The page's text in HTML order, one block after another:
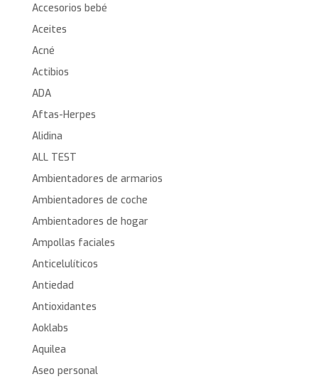
Accesorios bebé
Aceites
Acné
Actibios
ADA
Aftas-Herpes
Alidina
ALL TEST
Ambientadores de armarios
Ambientadores de coche
Ambientadores de hogar
Ampollas faciales
Anticelulíticos
Antiedad
Antioxidantes
Aoklabs
Aquilea
Aseo personal